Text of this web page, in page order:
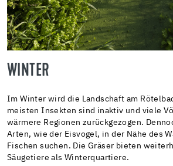
WINTER
Im Winter wird die Landschaft am
meisten Insekten sind inaktiv und viele
wärmere Regionen zurückgezogen.
Arten, wie der Eisvogel, in der Nähe des
Fischen suchen. Die Gräser bieten
Säugetiere als Winterquartiere.